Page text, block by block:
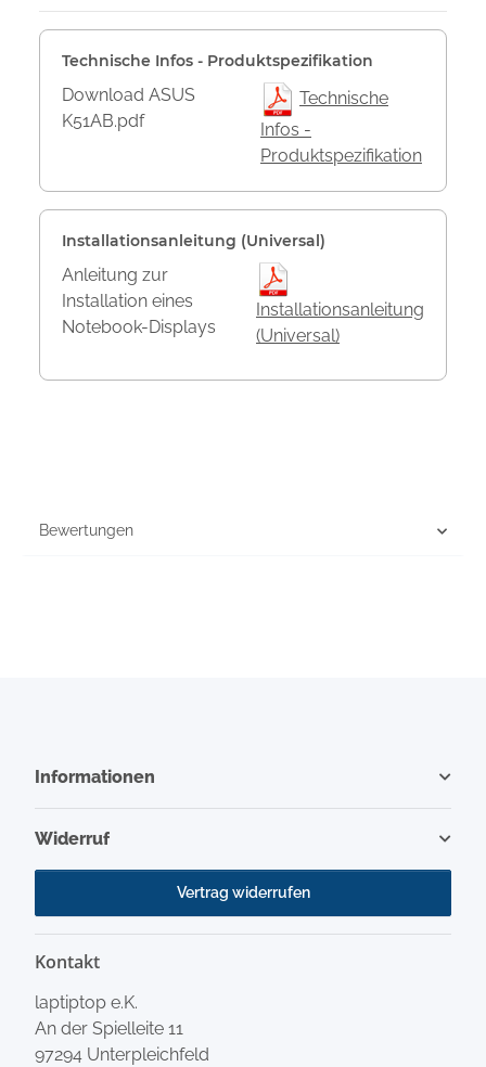
Technische Infos - Produktspezifikation
Download ASUS
K51AB.pdf
Technische
Infos -
Produktspezifikation
Installationsanleitung (Universal)
Anleitung zur
Installation eines
Notebook-Displays
Installationsanleitung
(Universal)
Bewertungen
Informationen
Widerruf
Vertrag widerrufen
Kontakt
laptiptop e.K.
An der Spielleite 11
97294 Unterpleichfeld